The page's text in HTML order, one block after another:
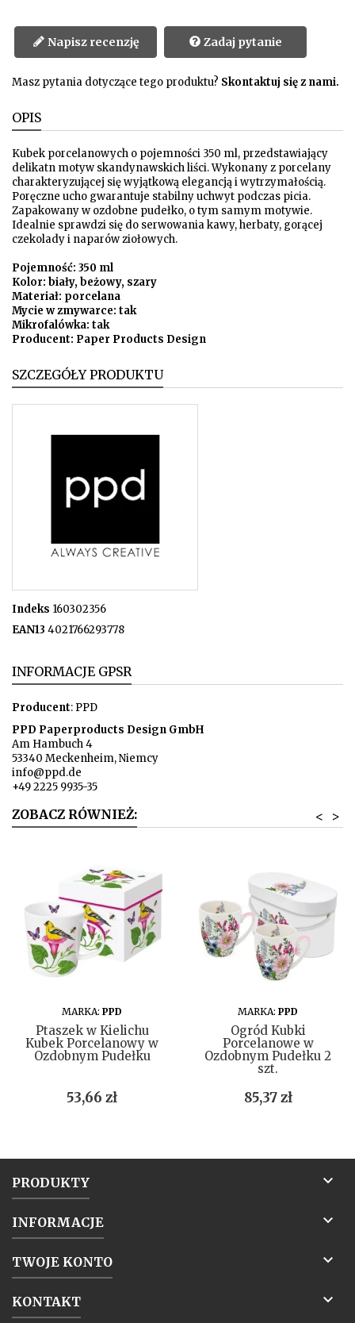
Napisz recenzję Zadaj pytanie
Masz pytania dotyczące tego produktu? Skontaktuj się z nami.
OPIS
Kubek porcelanowych o pojemności 350 ml, przedstawiający
delikatn motyw skandynawskich liści. Wykonany z porcelany
charakteryzującej się wyjątkową elegancją i wytrzymałością.
Poręczne ucho gwarantuje stabilny uchwyt podczas picia.
Zapakowany w ozdobne pudełko, o tym samym motywie.
Idealnie sprawdzi się do serwowania kawy, herbaty, gorącej
czekolady i naparów ziołowych.
Pojemność: 350 ml
Kolor: biały, beżowy, szary
Materiał: porcelana
Mycie w zmywarce: tak
Mikrofalówka: tak
Producent: Paper Products Design
SZCZEGÓŁY PRODUKTU
Indeks 160302356
EAN13 4021766293778
INFORMACJE GPSR
Producent: PPD
PPD Paperproducts Design GmbH
Am Hambuch 4
53340 Meckenheim, Niemcy
info@ppd.de
+49 2225 9935-35
ZOBACZ RÓWNIEŻ: >
<
DO KOSZYKA
MARKA: PPD
Ptaszek w Kielichu
Kubek Porcelanowy w
Ozdobnym Pudełku
Cena
53,66 zł
DO KOSZYKA
MARKA: PPD
Ogród Kubki
Porcelanowe w
Ozdobnym Pudełku 2
szt.
Cena
85,37 zł
PRODUKTY 
INFORMACJE 
TWOJE KONTO 
KONTAKT 